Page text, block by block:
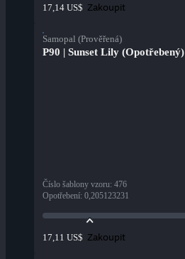
17,14 US$ Zakoupit
Samopal (Prověřená)
P90 | Sunset Lily (Opotřebený)
Číslo šablony vzoru: 476
Opotřebení: 0,205123231
17,11 US$ Zakoupit